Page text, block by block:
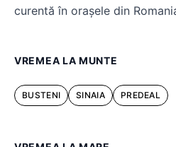
curentă în orașele din
VREMEA LA MUNTE
BUSTENI SINAIA PREDEAL